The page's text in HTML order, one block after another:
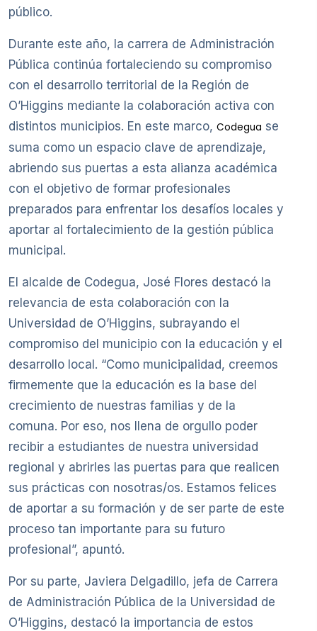
público.
Durante este año, la carrera de Administración
Pública continúa fortaleciendo su compromiso
con el desarrollo territorial de la Región de
O’Higgins mediante la colaboración activa con
distintos municipios. En este marco, Codegua se
suma como un espacio clave de aprendizaje,
abriendo sus puertas a esta alianza académica
con el objetivo de formar profesionales
preparados para enfrentar los desafíos locales y
aportar al fortalecimiento de la gestión pública
municipal.
El alcalde de Codegua, José Flores destacó la
relevancia de esta colaboración con la
Universidad de O’Higgins, subrayando el
compromiso del municipio con la educación y el
desarrollo local. “Como municipalidad, creemos
firmemente que la educación es la base del
crecimiento de nuestras familias y de la
comuna. Por eso, nos llena de orgullo poder
recibir a estudiantes de nuestra universidad
regional y abrirles las puertas para que realicen
sus prácticas con nosotras/os. Estamos felices
de aportar a su formación y de ser parte de este
proceso tan importante para su futuro
profesional”, apuntó.
Por su parte, Javiera Delgadillo, jefa de Carrera
de Administración Pública de la Universidad de
O’Higgins, destacó la importancia de estos